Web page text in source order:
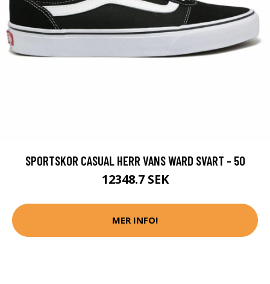
SPORTSKOR CASUAL HERR VANS WARD SVART - 50
12348.7 SEK
MER INFO!